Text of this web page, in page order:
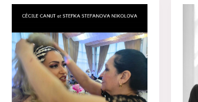
–
Olivier
rapporteur
de
la
thèse
de
Noémie